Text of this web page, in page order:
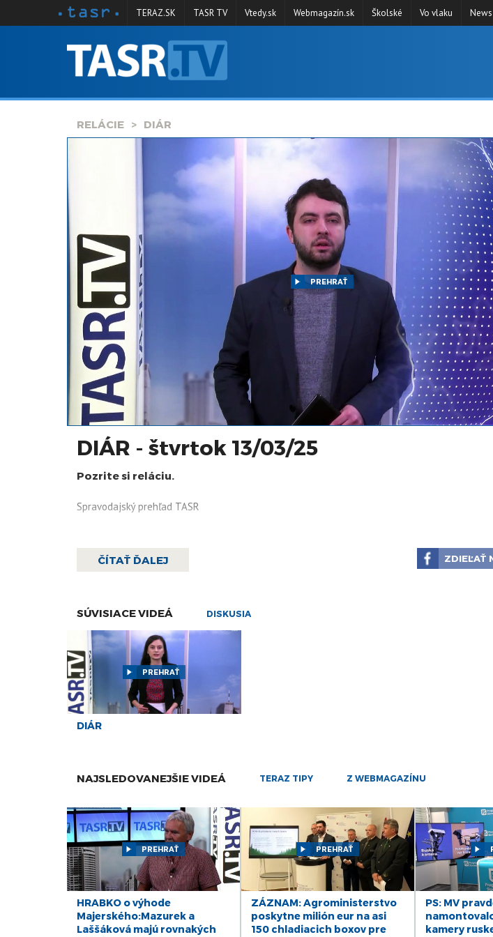
SPRAVODAJSTVO
TERAZ.SK TASR TV Vtedy.sk Webmagazín.sk Školské Vo vlaku
RELÁCIE DIÁR
PREHRAŤ
DIÁR - štvrtok 13/03/25
Pozrite si reláciu.
Spravodajský prehľad TASR
ČÍTAŤ ĎALEJ ZDIEĽAŤ
SÚVISIACE VIDEÁ DISKUSIA
PREHRAŤ
DIÁR
NAJSLEDOVANEJŠIE VIDEÁ TERAZ TIPY Z WEBMAGAZÍNU
PREHRAŤ
HRABKO o výhode
Majerského:Mazurek a
Laššáková majú rovnakých
PREHRAŤ
ZÁZNAM: Agroministerstvo
poskytne milión eur na asi
150 chladiacich boxov pre
PS: MV
kamery